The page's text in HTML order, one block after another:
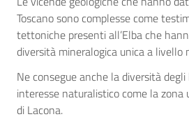
Toscano sono complesse come
tettoniche presenti all’Elba che
diversità mineralogica unica a livello
Ne consegue anche la diversità
interesse naturalistico come la zona
di Lacona.